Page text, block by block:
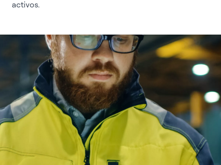
activos.